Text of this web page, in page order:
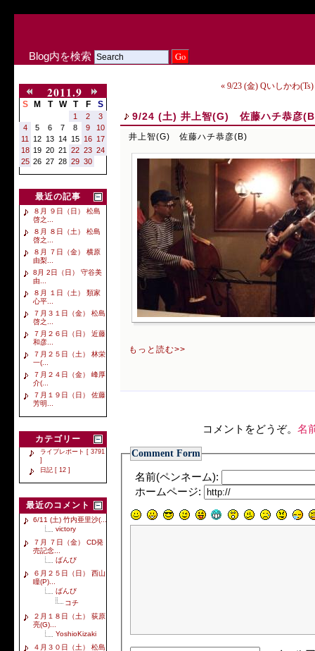
Blog内を検索
2011.9
S M T W T F S
1 2
3
4
5 6 7 8 9
10
11
12 13 14 15 16 17
18 19 20 21 22 23 24
25 26 27 28 29 30
最近の記事
８月 ９日（日） 松島
啓之...
８月 ８日（土） 松島
啓之...
８月 ７日（金） 横原
由梨...
8月 2日（日） 守谷美
由...
８月 １日（土） 類家
心平...
７月３１日（金） 松島
啓之...
７月２６日（日） 近藤
和彦...
７月２５日（土） 林栄
一(...
７月２４日（金） 峰厚
介(...
７月１９日（日） 佐藤
芳明...
カテゴリー
ライブレポート [ 3791
]
日記 [ 12 ]
最近のコメント
6/11 (土) 竹内亜里沙(...
victory
７月 ７日（金） CD発
売記念...
ばんび
６月２５日（日） 西山
瞳(P)...
ばんび
コチ
２月１８日（土） 荻原
亮(G)...
YoshioKizaki
４月３０日（土） 松島
« 9/23 (金) Qいしかわ
9/24 (土) 井上智(G) 佐藤ハチ恭彦
井上智(G) 佐藤ハチ恭彦(B)
もっと読む>>
コメントをどうぞ。 名
Comment Form
名前(ペンネーム):
ホームページ: